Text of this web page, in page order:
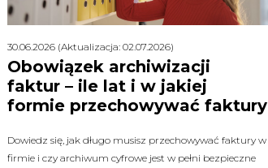
30.06.2026 (Aktualizacja: 02.07.2026)
Obowiązek archiwizacji
faktur – ile lat i w jakiej
formie przechowywać faktury
Dowiedz się, jak długo musisz przechowywać faktury w
firmie i czy archiwum cyfrowe jest w pełni bezpieczne